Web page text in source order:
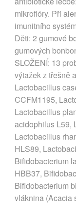
mikroflóry. Při
imunitního
Děti: 2 gumové
gumových
SLOŽENÍ: 13
výtažek z třešně
Lactobacillus
CCFM1195,
Lactobacillus
acidophilus L59,
Lactobacillus
HLS89,
Bifidobacterium
HBB37,
Bifidobacterium
vláknina (Acacia